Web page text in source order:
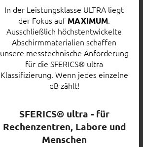
In der Leistungsklasse ULTRA liegt
der Fokus auf MAXIMUM.
Ausschließlich höchstentwickelte
Abschirmmaterialien schaffen
unsere messtechnische Anforderung
für die SFERICS® ultra
Klassifizierung. Wenn jedes einzelne
dB zählt!
SFERICS® ultra - für
Rechenzentren, Labore und
Menschen